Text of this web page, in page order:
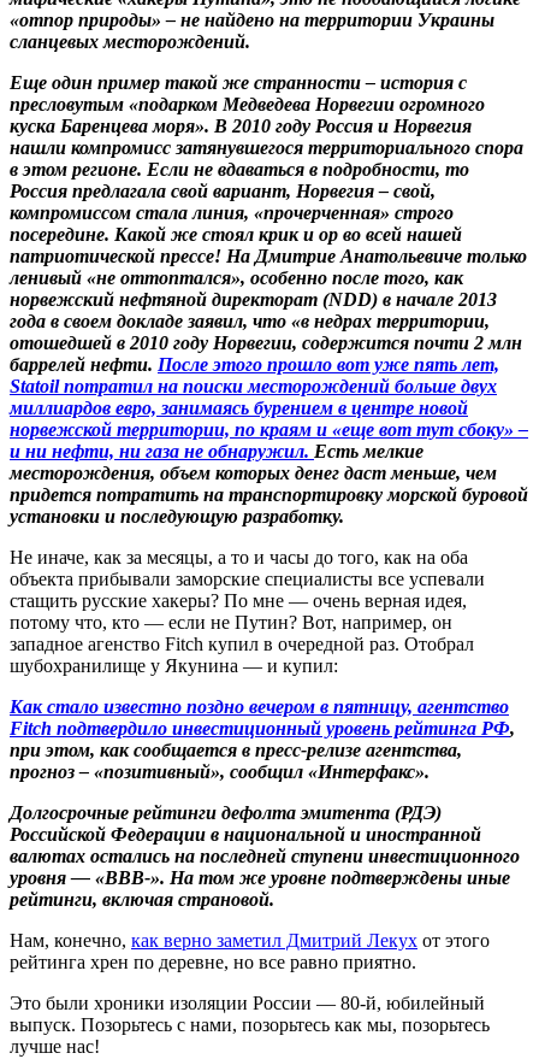
«отпор природы» – не найдено на территории Украины
сланцевых месторождений.
Еще один пример такой же странности – история с
пресловутым «подарком Медведева Норвегии огромного
куска Баренцева моря». В 2010 году Россия и Норвегия
нашли компромисс затянувшегося территориального спора
в этом регионе. Если не вдаваться в подробности, то
Россия предлагала свой вариант, Норвегия – свой,
компромиссом стала линия, «прочерченная» строго
посередине. Какой же стоял крик и ор во всей нашей
патриотической прессе! На Дмитрие Анатольевиче только
ленивый «не оттоптался», особенно после того, как
норвежский нефтяной директорат (NDD) в начале 2013
года в своем докладе заявил, что «в недрах территории,
отошедшей в 2010 году Норвегии, содержится почти 2 млн
баррелей нефти. После этого прошло вот уже пять лет,
Statoil потратил на поиски месторождений больше двух
миллиардов евро, занимаясь бурением в центре новой
норвежской территории, по краям и «еще вот тут сбоку» –
и ни нефти, ни газа не обнаружил. Есть мелкие
месторождения, объем которых денег даст меньше, чем
придется потратить на транспортировку морской буровой
установки и последующую разработку.
Не иначе, как за месяцы, а то и часы до того, как на оба
объекта прибывали заморские специалисты все успевали
стащить русские хакеры? По мне — очень верная идея,
потому что, кто — если не Путин? Вот, например, он
западное агенство Fitch купил в очередной раз. Отобрал
шубохранилище у Якунина — и купил:
Как стало известно поздно вечером в пятницу, агентство
Fitch подтвердило инвестиционный уровень рейтинга РФ,
при этом, как сообщается в пресс-релизе агентства,
прогноз – «позитивный», сообщил «Интерфакс».
Долгосрочные рейтинги дефолта эмитента (РДЭ)
Российской Федерации в национальной и иностранной
валютах остались на последней ступени инвестиционного
уровня — «BBB-». На том же уровне подтверждены иные
рейтинги, включая страновой.
Нам, конечно, как верно заметил Дмитрий Лекух от этого
рейтинга хрен по деревне, но все равно приятно.
Это были хроники изоляции России — 80-й, юбилейный
выпуск. Позорьтесь с нами, позорьтесь как мы, позорьтесь
лучше нас!